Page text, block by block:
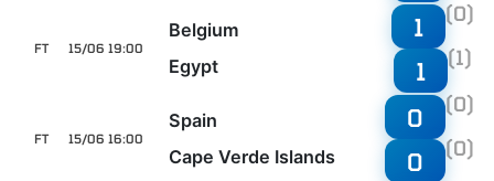
15/06 19:00
FT
Belgium
Egypt
1 (0)
1 (1)
15/06 16:00
FT
Spain
Cape Verde Islands
0 (0)
0 (0)